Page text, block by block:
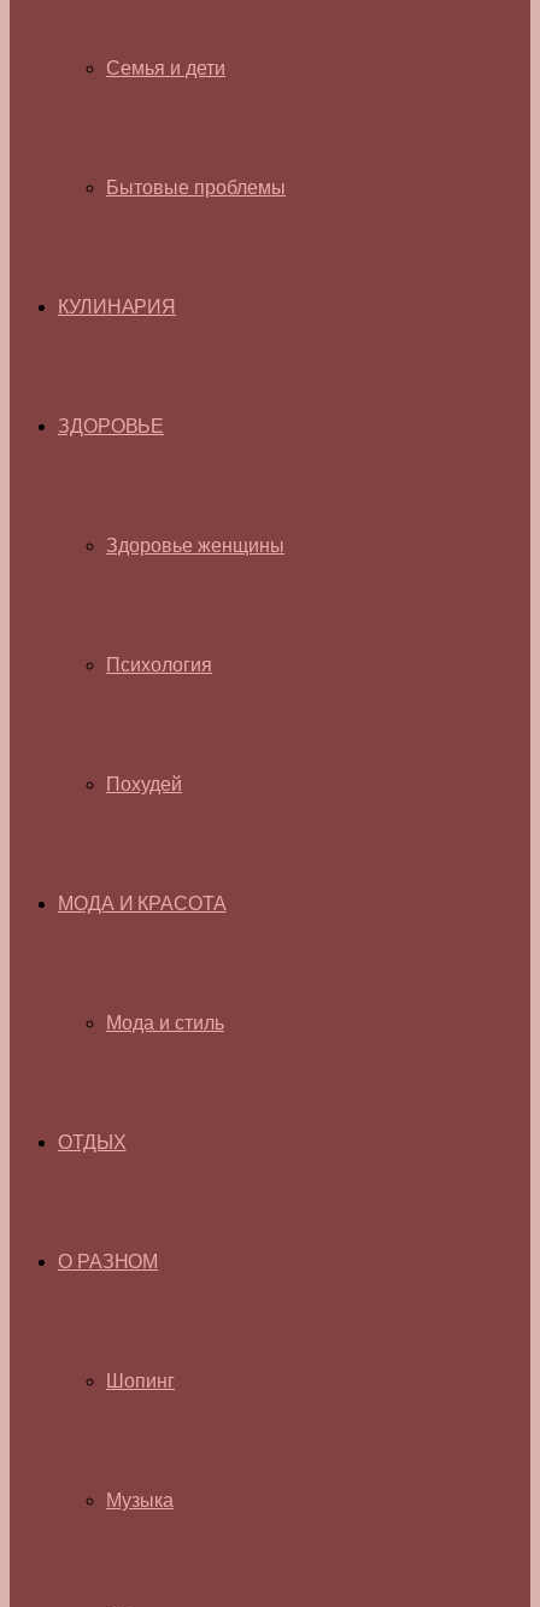
Семья и дети
Бытовые проблемы
КУЛИНАРИЯ
ЗДОРОВЬЕ
Здоровье женщины
Психология
Похудей
МОДА И КРАСОТА
Мода и стиль
ОТДЫХ
О РАЗНОМ
Шопинг
Музыка